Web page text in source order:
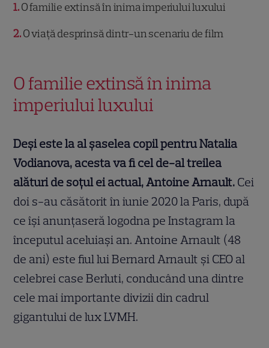
1 O familie extinsă în inima imperiului luxului
2 O viață desprinsă dintr-un scenariu de film
O familie extinsă în inima
imperiului luxului
Deși este la al șaselea copil pentru Natalia
Vodianova, acesta va fi cel de-al treilea
alături de soțul ei actual, Antoine Arnault. Cei
doi s-au căsătorit în iunie 2020 la Paris, după
ce își anunțaseră logodna pe Instagram la
începutul aceluiași an. Antoine Arnault (48
de ani) este fiul lui Bernard Arnault și CEO al
celebrei case Berluti, conducând una dintre
cele mai importante divizii din cadrul
gigantului de lux LVMH.